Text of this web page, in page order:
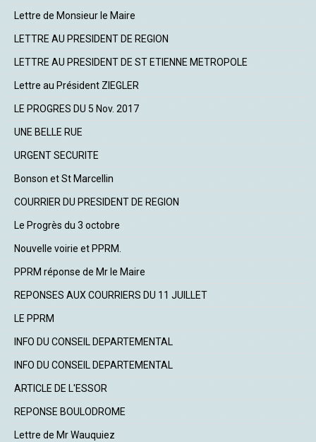
Lettre de Monsieur le Maire
LETTRE AU PRESIDENT DE REGION
LETTRE AU PRESIDENT DE ST ETIENNE METROPOLE
Lettre au Président ZIEGLER
LE PROGRES DU 5 Nov. 2017
UNE BELLE RUE
URGENT SECURITE
Bonson et St Marcellin
COURRIER DU PRESIDENT DE REGION
Le Progrès du 3 octobre
Nouvelle voirie et PPRM.
PPRM réponse de Mr le Maire
REPONSES AUX COURRIERS DU 11 JUILLET
LE PPRM
INFO DU CONSEIL DEPARTEMENTAL
INFO DU CONSEIL DEPARTEMENTAL
ARTICLE DE L'ESSOR
REPONSE BOULODROME
Lettre de Mr Wauquiez